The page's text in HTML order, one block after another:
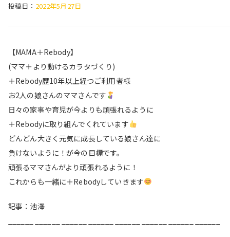
投稿日： 2022年5月27日
【MAMA＋Rebody】
(ママ＋より動けるカラタづくり)
＋Rebody歴10年以上経つご利用者様
お2人の娘さんのママさんです
日々の家事や育児が今よりも頑張れるように
＋Rebodyに取り組んでくれています
どんどん大きく元気に成長している娘さん達に
負けないように！が今の目標です。
頑張るママさんがより頑張れるように！
これからも一緒に＋Rebodyしていきます
記事：池澤